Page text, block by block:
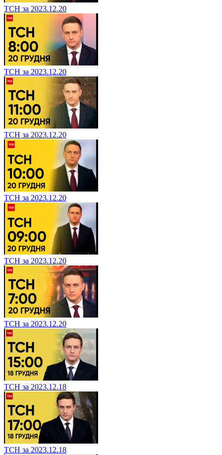
ТСН за 2023.12.20
ТСН за 2023.12.20
ТСН за 2023.12.20
ТСН за 2023.12.20
ТСН за 2023.12.20
ТСН за 2023.12.20
ТСН за 2023.12.18
ТСН за 2023.12.18